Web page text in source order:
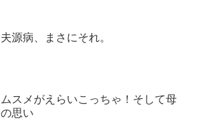
夫源病、まさにそれ。
ムスメがえらいこっちゃ！そして母
の思い